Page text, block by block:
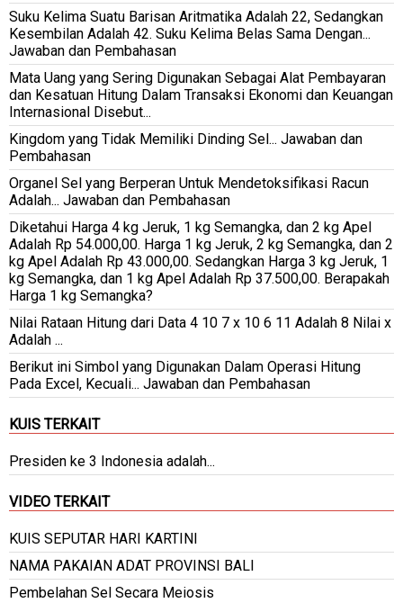
Suku Kelima Suatu Barisan Aritmatika Adalah 22, Sedangkan
Kesembilan Adalah 42. Suku Kelima Belas Sama Dengan...
Jawaban dan Pembahasan
Mata Uang yang Sering Digunakan Sebagai Alat Pembayaran
dan Kesatuan Hitung Dalam Transaksi Ekonomi dan Keuangan
Internasional Disebut...
Kingdom yang Tidak Memiliki Dinding Sel... Jawaban dan
Pembahasan
Organel Sel yang Berperan Untuk Mendetoksifikasi Racun
Adalah... Jawaban dan Pembahasan
Diketahui Harga 4 kg Jeruk, 1 kg Semangka, dan 2 kg Apel
Adalah Rp 54.000,00. Harga 1 kg Jeruk, 2 kg Semangka, dan 2
kg Apel Adalah Rp 43.000,00. Sedangkan Harga 3 kg Jeruk, 1
kg Semangka, dan 1 kg Apel Adalah Rp 37.500,00. Berapakah
Harga 1 kg Semangka?
Nilai Rataan Hitung dari Data 4 10 7 x 10 6 11 Adalah 8 Nilai x
Adalah ...
Berikut ini Simbol yang Digunakan Dalam Operasi Hitung
Pada Excel, Kecuali... Jawaban dan Pembahasan
KUIS TERKAIT
Presiden ke 3 Indonesia adalah...
VIDEO TERKAIT
KUIS SEPUTAR HARI KARTINI
NAMA PAKAIAN ADAT PROVINSI BALI
Pembelahan Sel Secara Meiosis